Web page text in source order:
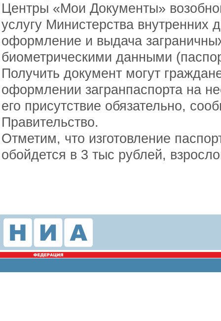
Центры «Мои Документы»
услугу Министерства
оформление и выдача
биометрическими данными
Получить документ могут
оформлении загранпаспорта на
его присутствие обязательно,
Правительство.
Отметим, что изготовление
обойдется в 3 тыс рублей,